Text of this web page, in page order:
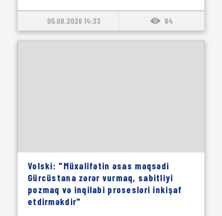
05.08.2026 14:33 64
Volski: "Müxalifətin əsas məqsədi
Gürcüstana zərər vurmaq, sabitliyi
pozmaq və inqilabi prosesləri inkişaf
etdirməkdir"